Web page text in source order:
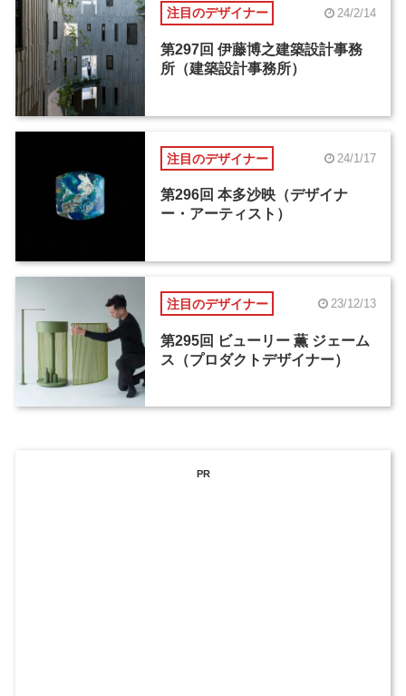
注目のデザイナー 24/2/14
第297回 伊藤博之建築設計事務
所（建築設計事務所）
注目のデザイナー 24/1/17
第296回 本多沙映（デザイナ
ー・アーティスト）
注目のデザイナー 23/12/13
第295回 ビューリー 薫 ジェーム
ス（プロダクトデザイナー）
PR